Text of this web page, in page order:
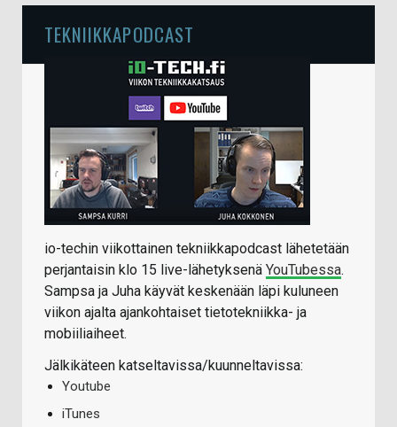
TEKNIIKKAPODCAST
io-techin viikottainen tekniikkapodcast lähetetään
perjantaisin klo 15 live-lähetyksenä YouTubessa.
Sampsa ja Juha käyvät keskenään läpi kuluneen
viikon ajalta ajankohtaiset tietotekniikka- ja
mobiiliaiheet.
Jälkikäteen katseltavissa/kuunneltavissa:
Youtube
iTunes